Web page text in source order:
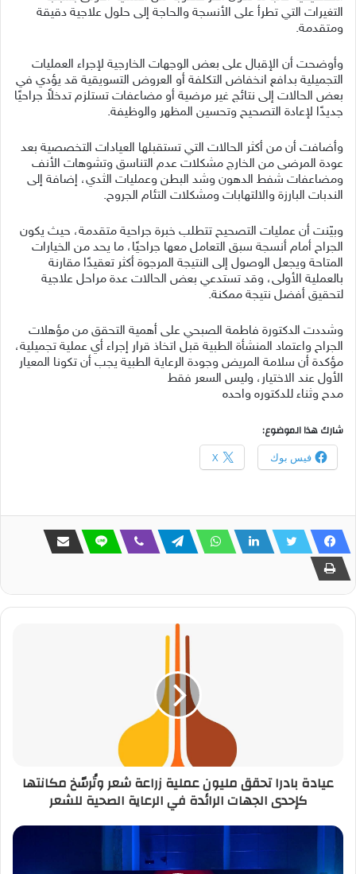
التغيرات التي تطرأ على الأنسجة والحاجة إلى حلول علاجية دقيقة
ومتقدمة.
وأوضحت أن الإقبال على بعض الوجهات الخارجية لإجراء العمليات
التجميلية بدافع انخفاض التكلفة أو العروض التسويقية قد يؤدي في
بعض الحالات إلى نتائج غير مرضية أو مضاعفات تستلزم تدخلاً جراحيًا
جديدًا لإعادة التصحيح وتحسين المظهر والوظيفة.
وأضافت أن من أكثر الحالات التي تستقبلها العيادات التخصصية بعد
عودة المرضى من الخارج مشكلات عدم التناسق وتشوهات الأنف
ومضاعفات شفط الدهون وشد البطن وعمليات الثدي، إضافة إلى
الندبات البارزة والالتهابات ومشكلات التئام الجروح.
وبيّنت أن عمليات التصحيح تتطلب خبرة جراحية متقدمة، حيث يكون
الجراح أمام أنسجة سبق التعامل معها جراحيًا، ما يحد من الخيارات
المتاحة ويجعل الوصول إلى النتيجة المرجوة أكثر تعقيدًا مقارنة
بالعملية الأولى، وقد تستدعي بعض الحالات عدة مراحل علاجية
لتحقيق أفضل نتيجة ممكنة.
وشددت الدكتورة فاطمة الصبحي على أهمية التحقق من مؤهلات
الجراح واعتماد المنشأة الطبية قبل اتخاذ قرار إجراء أي عملية تجميلية،
مؤكدة أن سلامة المريض وجودة الرعاية الطبية يجب أن تكونا المعيار
الأول عند الاختيار، وليس السعر فقط
مدح وثناء للدكتوره واحده
شارك هذا الموضوع:
فيس بوك X
عيادة بادرا تحقق مليون عملية زراعة شعر وتُرسّخ مكانتها
كإحدى الجهات الرائدة في الرعاية الصحية للشعر